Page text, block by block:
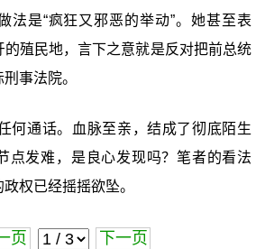
法是“疯狂又邪恶的举动”。她甚至表
的殖民地，言下之意就是反对把前总统
事法院。
何通话。血脉至亲，结成了彻底陌生
点发难，是良心发现吗？笔者的看法
权已经摇摇欲坠。
页 下一页